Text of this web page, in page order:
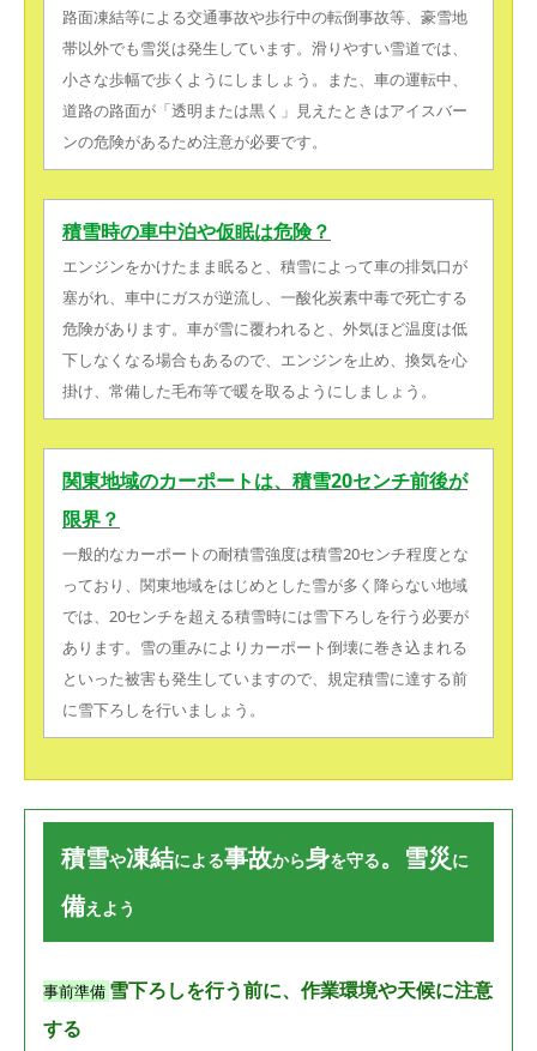
路面凍結等による交通事故や歩行中の転倒事故等、豪雪地
帯以外でも雪災は発生しています。滑りやすい雪道では、
小さな歩幅で歩くようにしましょう。また、車の運転中、
道路の路面が「透明または黒く」見えたときはアイスバー
ンの危険があるため注意が必要です。
積雪時の車中泊や仮眠は危険？
エンジンをかけたまま眠ると、積雪によって車の排気口が
塞がれ、車中にガスが逆流し、一酸化炭素中毒で死亡する
危険があります。車が雪に覆われると、外気ほど温度は低
下しなくなる場合もあるので、エンジンを止め、換気を心
掛け、常備した毛布等で暖を取るようにしましょう。
関東地域のカーポートは、積雪20センチ前後が
限界？
一般的なカーポートの耐積雪強度は積雪20センチ程度とな
っており、関東地域をはじめとした雪が多く降らない地域
では、20センチを超える積雪時には雪下ろしを行う必要が
あります。雪の重みによりカーポート倒壊に巻き込まれる
といった被害も発生していますので、規定積雪に達する前
に雪下ろしを行いましょう。
積雪や凍結による事故から身を守る。雪災に
備えよう
事前準備 雪下ろしを行う前に、作業環境や天候に注意
する